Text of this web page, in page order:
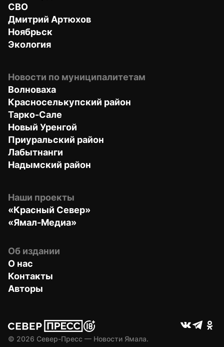
СВО
Дмитрий Артюхов
Ноябрьск
Экология
Новости по муниципалитетам
Волноваха
Красноселькупский район
Тарко-Сале
Новый Уренгой
Приуральский район
Лабытнанги
Надымский район
Наши проекты
«Красный Север»
«Ямал-Медиа»
Об издании
О нас
Контакты
Авторы
© 2026 Север-Пресс — Новости Ямала.